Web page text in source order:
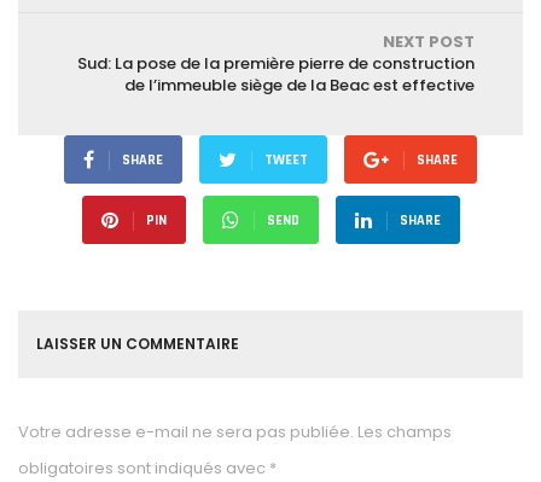
NEXT POST
Sud: La pose de la première pierre de construction
de l’immeuble siège de la Beac est effective
SHARE TWEET SHARE
PIN SEND SHARE
LAISSER UN COMMENTAIRE
Votre adresse e-mail ne sera pas publiée. Les champs
obligatoires sont indiqués avec *